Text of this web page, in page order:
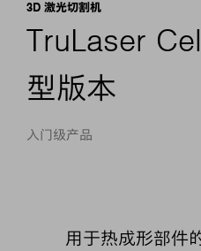
3D 激光切割机
TruLaser
型版本
入门级产品
用于热成形部件